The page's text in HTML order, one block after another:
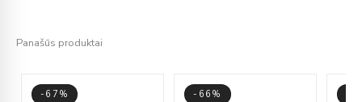
Panašūs produktai
-67% -66%